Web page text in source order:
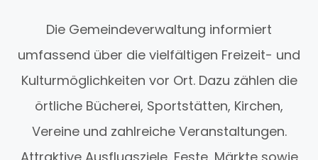
Die Gemeindeverwaltung informiert
umfassend über die vielfältigen Freizeit- und
Kulturmöglichkeiten vor Ort. Dazu zählen die
örtliche Bücherei, Sportstätten, Kirchen,
Vereine und zahlreiche Veranstaltungen.